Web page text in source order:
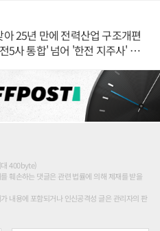
아 25년 만에 전력산업 구조개편
5사 통합' 넘어 '한전 지주사' 재편
400byte)
훼손하는 댓글은 관련 법률에 의해 제재를 받을
내용에 포함되거나 인신공격성 글은 관리자의 판